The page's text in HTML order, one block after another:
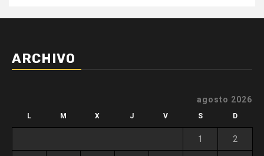
ARCHIVO
agosto 2026
L M X J V S D
1 2